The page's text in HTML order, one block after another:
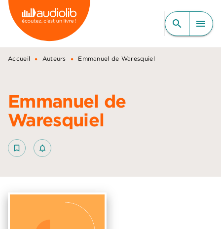
MENU RECHERCHE
CONTENU
PIED DE PAGE
search menu
Accueil • Auteurs • Emmanuel de Waresquiel
Emmanuel de
Waresquiel
bookmark_border notifications_none_outlined